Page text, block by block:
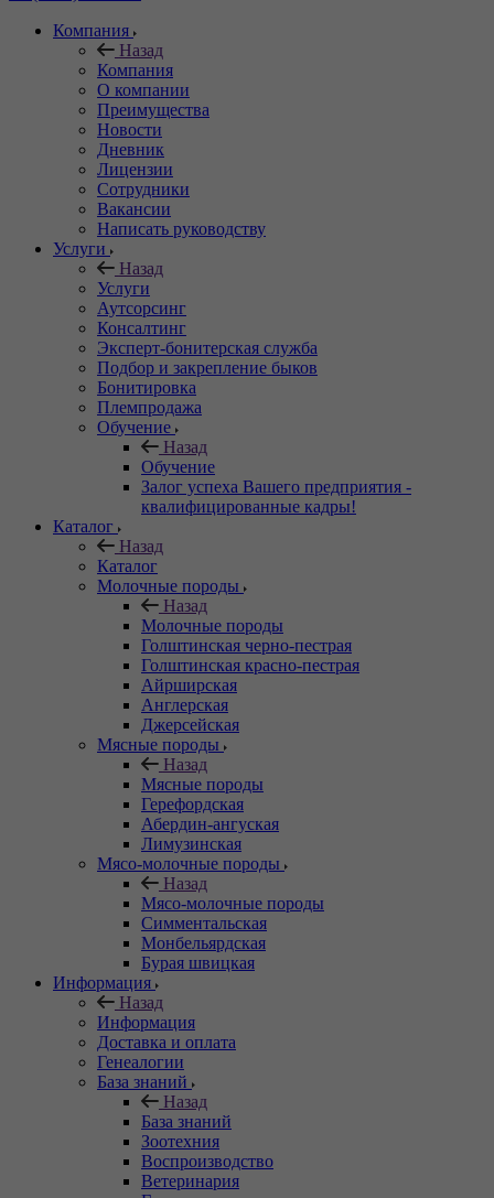
Компания
Назад
Компания
О компании
Преимущества
Новости
Дневник
Лицензии
Сотрудники
Вакансии
Написать руководству
Услуги
Назад
Услуги
Аутсорсинг
Консалтинг
Эксперт-бонитерская служба
Подбор и закрепление быков
Бонитировка
Племпродажа
Обучение
Назад
Обучение
Залог успеха Вашего предприятия -
квалифицированные кадры!
Каталог
Назад
Каталог
Молочные породы
Назад
Молочные породы
Голштинская черно-пестрая
Голштинская красно-пестрая
Айрширская
Англерская
Джерсейская
Мясные породы
Назад
Мясные породы
Герефордская
Абердин-ангуская
Лимузинская
Мясо-молочные породы
Назад
Мясо-молочные породы
Симментальская
Монбельярдская
Бурая швицкая
Информация
Назад
Информация
Доставка и оплата
Генеалогии
База знаний
Назад
База знаний
Зоотехния
Воспроизводство
Ветеринария